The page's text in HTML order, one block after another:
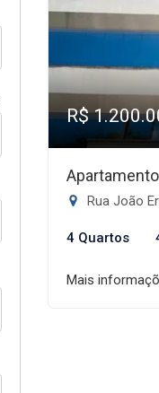
R$
Rua João
4 Quartos
Mais